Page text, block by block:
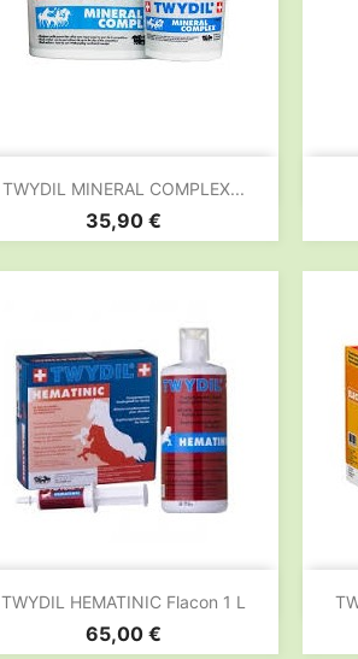
TWYDIL MINERAL COMPLEX...
Prix
35,90 €
 Aperçu rapide
TWYDIL HEMATINIC Flacon 1 L
Prix
65,00 €
 Aperçu rapide